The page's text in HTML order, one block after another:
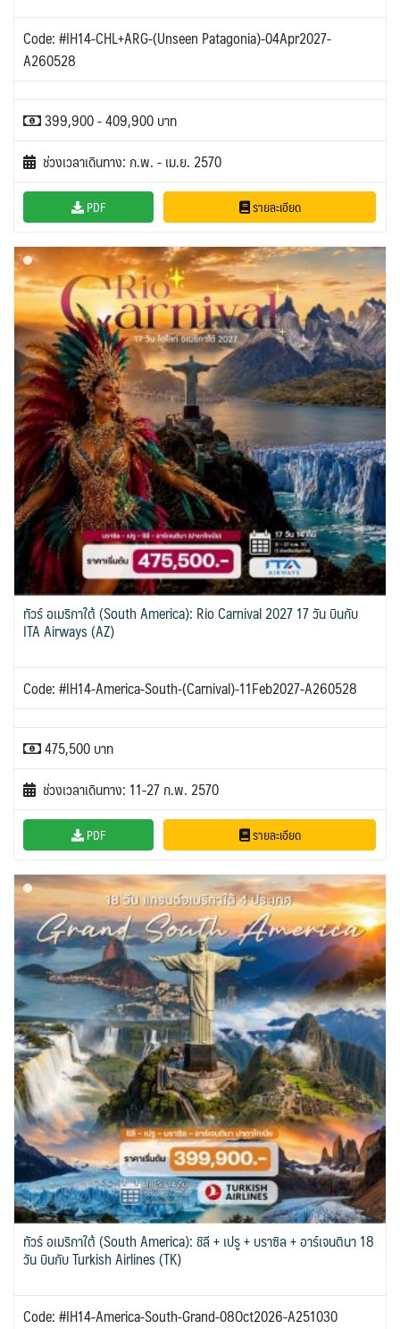
SGP สิงคโปร์ 4
SYR ซีเรีย
ARE ดูไบ, UAE 0
จอร์แดน - อียิปต์
MLT มอลต้า 1 MDA มอลโดวา
NLD เนเธอร์แลนด์
RUS รัสเซีย 3
TUR ตุรเคีย UK อังกฤษ+สหราชอาณาจักร
UKR ยูเครน 0
เบลเยี่ยม เนเธอร์แลนด์ ลักเซม
เบิร์ก (BENELUX)
บัลแกเรีย โรมาเนีย 2 จอร์เจีย อาร์เมเนีย 1
อิตาลี สวิส ฝรั่งเศส 3 สเปน โปรตุเกส 2
Code: #IH14-CHL+ARG-(Unseen Patagonia)-04Apr2027-
A260528
399,900 - 409,900 บาท
ช่วงเวลาเดินทาง: ก.พ. - เม.ย. 2570
PDF รายละเอียด
ทัวร์ อเมริกาใต้ (South America): Rio Carnival 2027 17 วัน บินกับ
ITA Airways (AZ)
Code: #IH14-America-South-(Carnival)-11Feb2027-A260528
475,500 บาท
ช่วงเวลาเดินทาง: 11-27 ก.พ. 2570
PDF รายละเอียด
ทัวร์ อเมริกาใต้ (South America): ชิลี + เปรู + บราซิล + อาร์เจนตินา 18
วัน บินกับ Turkish Airlines (TK)
Code: #IH14-America-South-Grand-08Oct2026-A251030